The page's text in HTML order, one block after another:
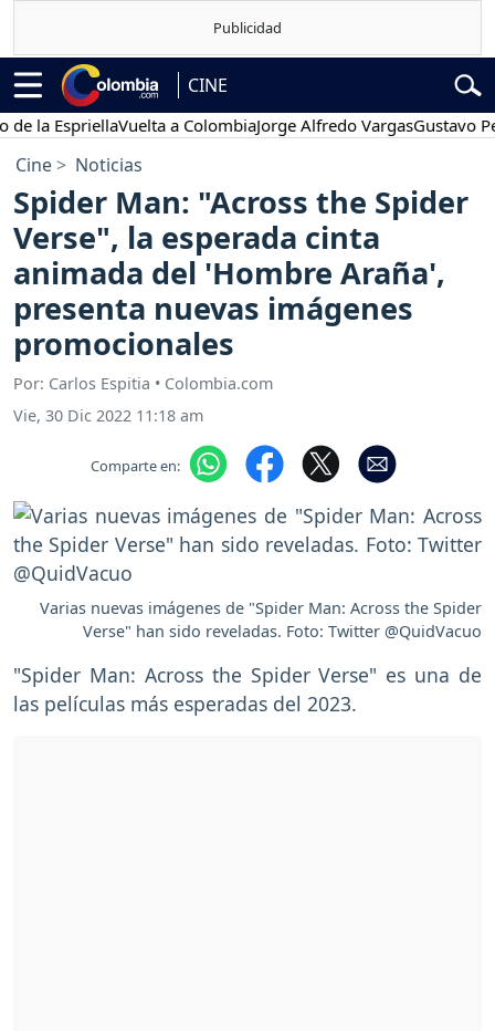
CINE
EspriellaVuelta a ColombiaJorge Alfredo VargasGustavo Petro
Cine Noticias
Spider Man: "Across the Spider
Verse", la esperada cinta
animada del 'Hombre Araña',
presenta nuevas imágenes
promocionales
Por: Carlos Espitia • Colombia.com
Vie, 30 Dic 2022 11:18 am
Comparte en:
Varias nuevas imágenes de "Spider Man: Across the Spider
Verse" han sido reveladas. Foto: Twitter @QuidVacuo
"Spider Man: Across the Spider Verse" es una de
las películas más esperadas del 2023.